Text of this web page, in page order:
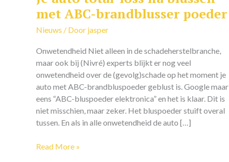
met ABC-brandblusser poeder
Nieuws / Door jasper
Onwetendheid Niet alleen in de schadeherstelbranche,
maar ook bij (Nivré) experts blijkt er nog veel
onwetendheid over de (gevolg)schade op het moment je
auto met ABC-brandbluspoeder geblust is. Google maar
eens “ABC-bluspoeder elektronica” en het is klaar. Dit is
niet misschien, maar zeker. Het bluspoeder stuift overal
tussen. En als in alle onwetendheid de auto […]
auto
total-
loss
blussen
met
ABC-
brandblusser
poeder
Read More »